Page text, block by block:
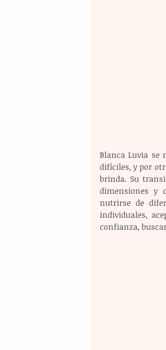
Blanca Luvia se
difíciles, y por
brinda. Su
dimensiones y
nutrirse de
individuales,
confianza,